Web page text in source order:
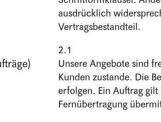
ausdrücklich
Vertragsbestandteil.
2.1
Unsere Angebote sind
Kunden zustande. Die
erfolgen. Ein Auftrag
Fernübertragung